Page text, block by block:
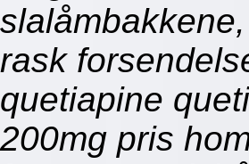
rask
quetiapine
200mg pris